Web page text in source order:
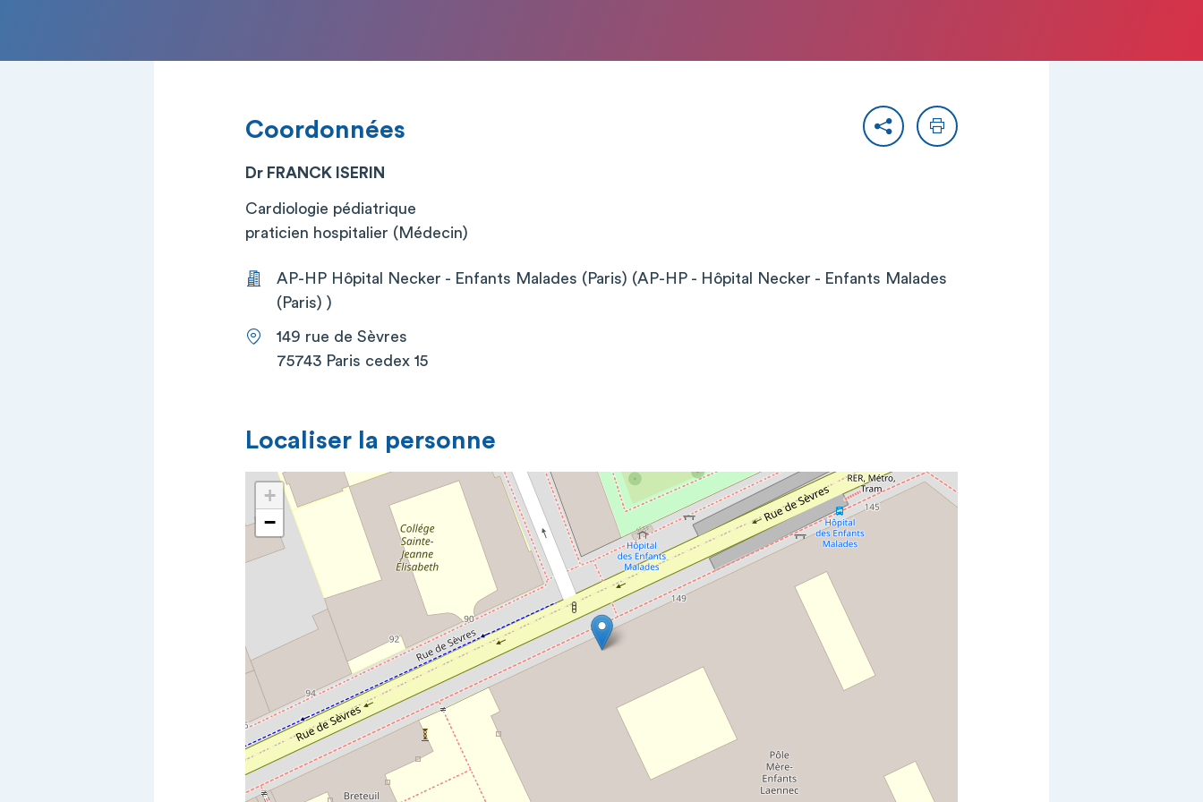
PartagerImprimer
Coordonnées
Dr FRANCK ISERIN
Cardiologie pédiatrique
praticien hospitalier (Médecin)
AP-HP Hôpital Necker - Enfants Malades (Paris) (AP-HP - Hôpital Necker - Enfants Malades
(Paris) )
149 rue de Sèvres
75743 Paris cedex 15
Localiser la personne
+
−